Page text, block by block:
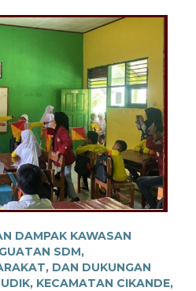
DAMPAK KAWASAN
SDM,
DAN DUKUNGAN
KECAMATAN CIKANDE,